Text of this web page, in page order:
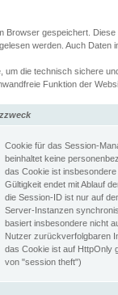
Browser gespeichert.
werden. Auch
die technisch sichere
Funktion der
Cookie für das Session-
beinhaltet keine
das Cookie ist
Gültigkeit endet mit Ablauf
die Session-ID ist nur auf
Server-Instanzen
basiert insbesondere nicht
Nutzer zurückverfolgbaren
das Cookie ist auf HttpOnly
von "session theft")